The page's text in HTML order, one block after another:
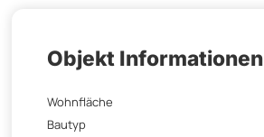
Objekt Informationen
Wohnfläche
Bautyp